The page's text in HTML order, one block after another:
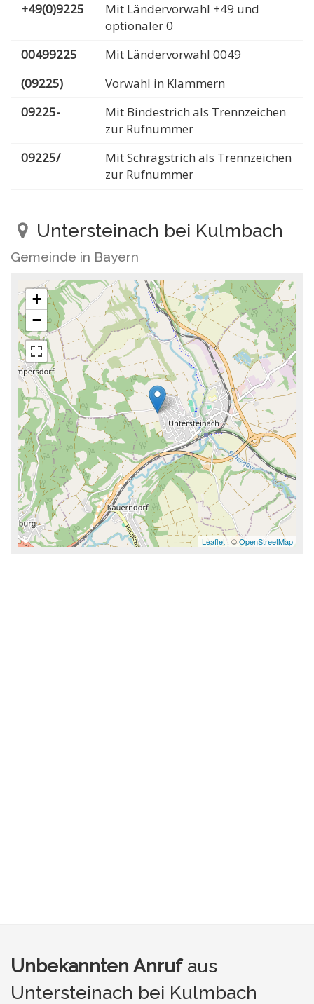
+49(0)9225
Mit Ländervorwahl +49 und
optionaler 0
00499225
Mit Ländervorwahl 0049
(09225)
Vorwahl in Klammern
09225-
Mit Bindestrich als Trennzeichen
zur Rufnummer
09225/
Mit Schrägstrich als Trennzeichen
zur Rufnummer
Untersteinach bei Kulmbach
Gemeinde in Bayern
+
−
Leaflet| ©OpenStreetMap
Unbekannten Anrufaus
Untersteinach bei Kulmbach